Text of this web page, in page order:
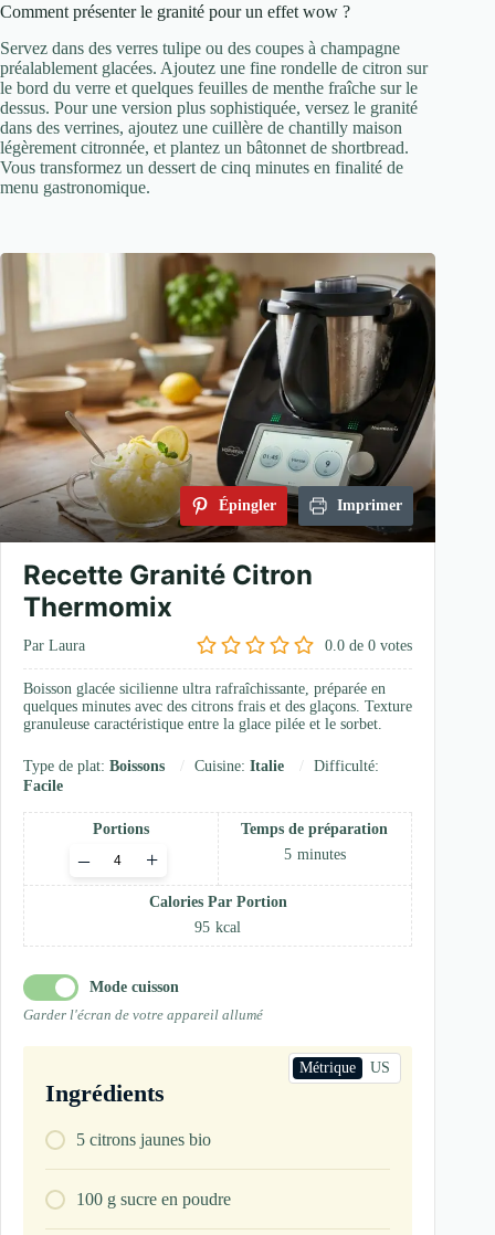
Comment présenter le granité pour un effet wow ?
Servez dans des verres tulipe ou des coupes à champagne
préalablement glacées. Ajoutez une fine rondelle de citron sur
le bord du verre et quelques feuilles de menthe fraîche sur le
dessus. Pour une version plus sophistiquée, versez le granité
dans des verrines, ajoutez une cuillère de chantilly maison
légèrement citronnée, et plantez un bâtonnet de shortbread.
Vous transformez un dessert de cinq minutes en finalité de
menu gastronomique.
Épingler Imprimer
Recette Granité Citron
Thermomix
Par Laura 0.0 de0 votes
Boisson glacée sicilienne ultra rafraîchissante, préparée en
quelques minutes avec des citrons frais et des glaçons. Texture
granuleuse caractéristique entre la glace pilée et le sorbet.
Type de plat: Boissons Cuisine: Italie
Difficulté:
Facile
Portions
Adjust+
–
Temps de préparation
5 minutes
Calories Par Portion
95 kcal
Mode cuisson
Garder l'écran de votre appareil allumé
Ingrédients
Métrique US
5 citrons jaunes bio
100 g sucre en poudre